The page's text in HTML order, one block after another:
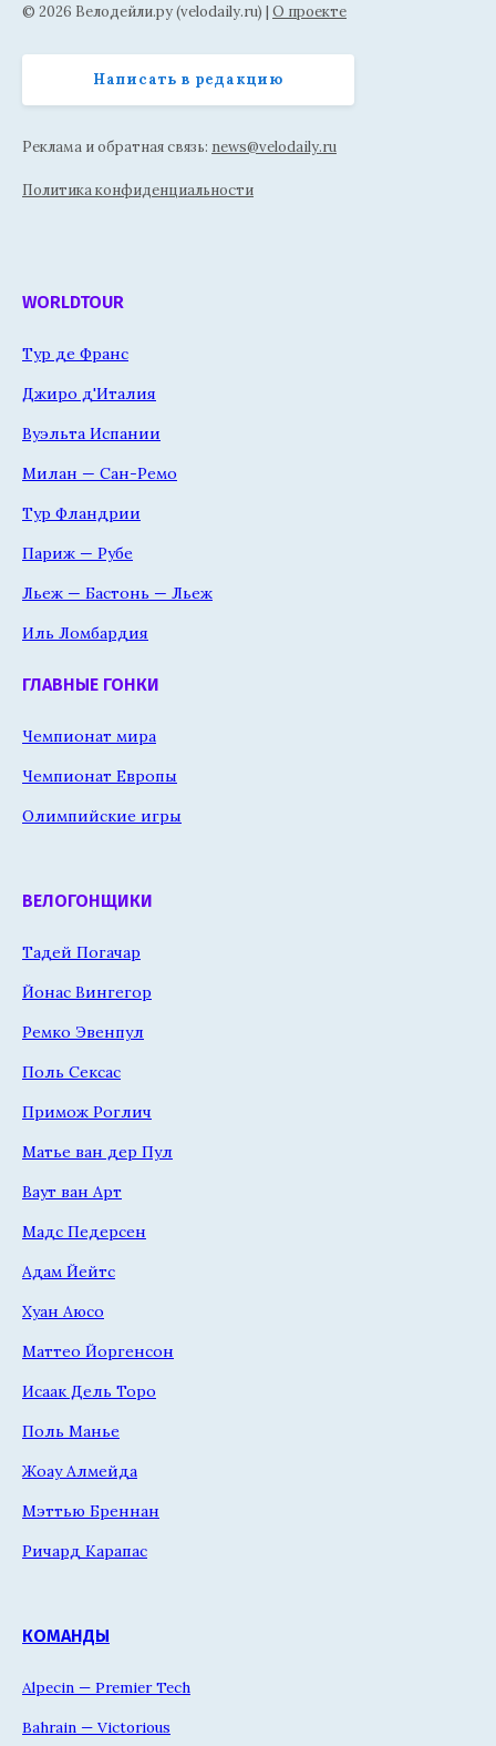
© 2026 Велодейли.ру (velodaily.ru) | О проекте
Написать в редакцию
Реклама и обратная связь: news@velodaily.ru
Политика конфиденциальности
WORLDTOUR
Тур де Франс
Джиро д'Италия
Вуэльта Испании
Милан — Сан-Ремо
Тур Фландрии
Париж — Рубе
Льеж — Бастонь — Льеж
Иль Ломбардия
ГЛАВНЫЕ ГОНКИ
Чемпионат мира
Чемпионат Европы
Олимпийские игры
ВЕЛОГОНЩИКИ
Тадей Погачар
Йонас Вингегор
Ремко Эвенпул
Поль Сексас
Примож Роглич
Матье ван дер Пул
Ваут ван Арт
Мадс Педерсен
Адам Йейтс
Хуан Аюсо
Маттео Йоргенсон
Исаак Дель Торо
Поль Манье
Жоау Алмейда
Мэттью Бреннан
Ричард Карапас
КОМАНДЫ
Alpecin — Premier Tech
Bahrain — Victorious